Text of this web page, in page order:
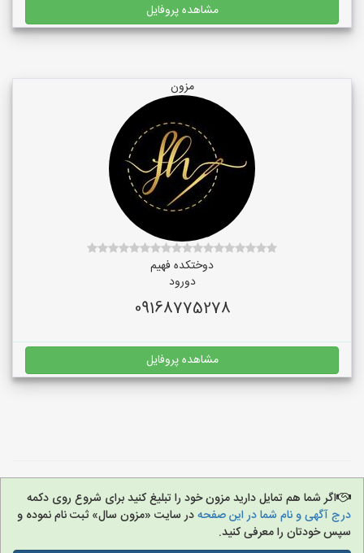
مشاهده پروفایل
مزون
دوختکده فهیم
دورود
09168775278
مشاهده پروفایل
اگر شما هم تمایل دارید مزون خود را تبلیغ کنید برای شروع روی دکمه
درج آگهی و نام شما در این صفحهدر سایت «مزون سال» ثبت نام نموده و
سپس خودتان را معرفی کنید.